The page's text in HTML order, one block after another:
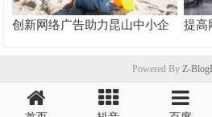
创新网络广告助力昆山中小企
提高
Powered ByZ-